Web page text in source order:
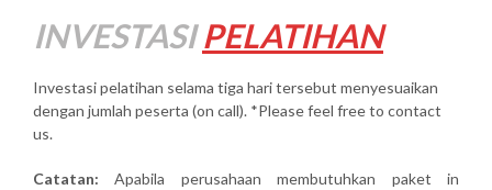
INVESTASI PELATIHAN
Investasi pelatihan selama tiga hari tersebut menyesuaikan
dengan jumlah peserta (on call). *Please feel free to contact
us.
Catatan: Apabila perusahaan membutuhkan paket in